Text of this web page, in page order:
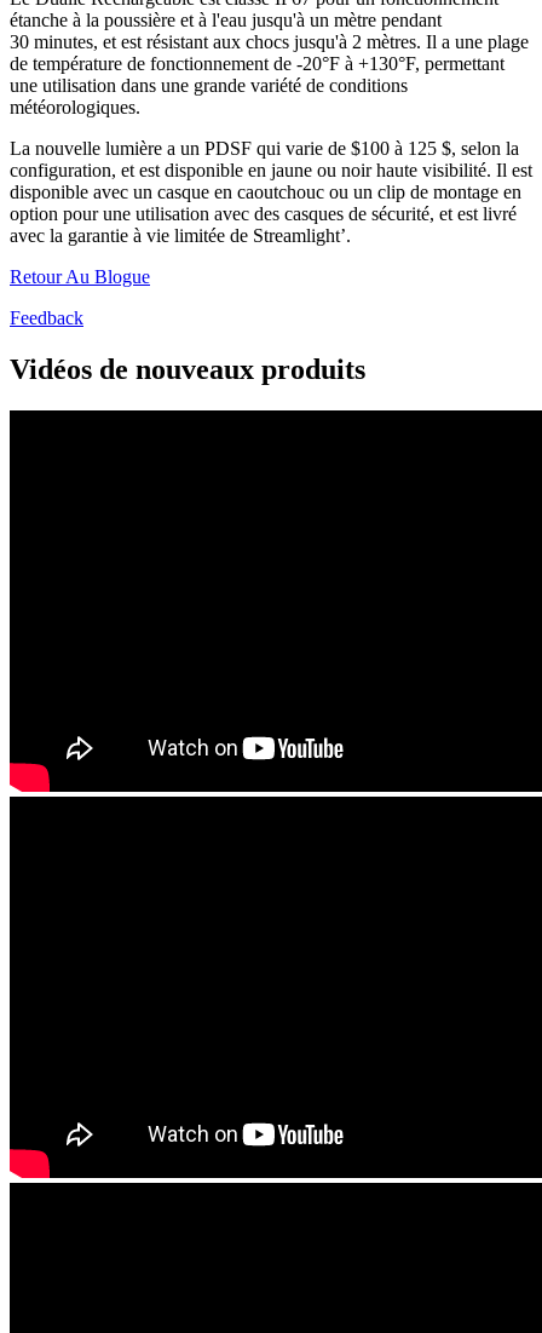
étanche à la poussière et à l'eau jusqu'à un mètre pendant
30 minutes, et est résistant aux chocs jusqu'à 2 mètres. Il a une plage
de température de fonctionnement de -20°F à +130°F, permettant
une utilisation dans une grande variété de conditions
météorologiques.
La nouvelle lumière a un PDSF qui varie de $100 à 125 $, selon la
configuration, et est disponible en jaune ou noir haute visibilité. Il est
disponible avec un casque en caoutchouc ou un clip de montage en
option pour une utilisation avec des casques de sécurité, et est livré
avec la garantie à vie limitée de Streamlight’.
Retour Au Blogue
Feedback
Vidéos de nouveaux produits